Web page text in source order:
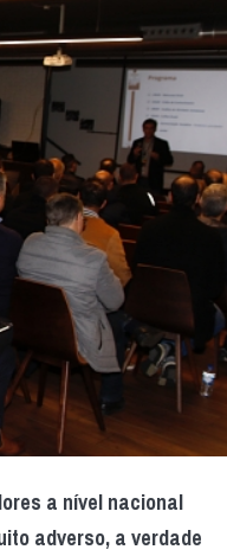
a nível nacional
adverso, a verdade